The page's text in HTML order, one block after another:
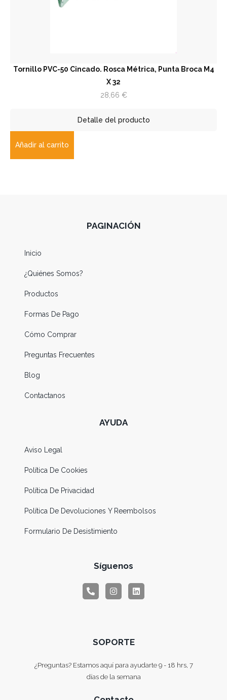
Tornillo PVC-50 Cincado. Rosca Métrica, Punta Broca M4
X 32
28,66 €
Detalle del producto
Añadir al carrito
PAGINACIÓN
Inicio
¿Quiénes Somos?
Productos
Formas De Pago
Cómo Comprar
Preguntas Frecuentes
Blog
Contactanos
AYUDA
Aviso Legal
Política De Cookies
Política De Privacidad
Política De Devoluciones Y Reembolsos
Formulario De Desistimiento
Síguenos
SOPORTE
¿Preguntas? Estamos aquí para ayudarte 9 - 18 hrs, 7
días de la semana